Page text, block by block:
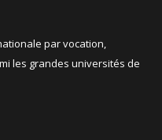
par vocation,
les grandes universités de